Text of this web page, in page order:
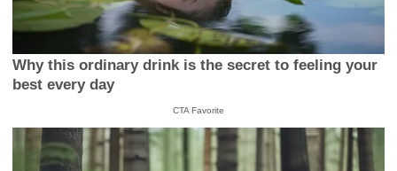
Why this ordinary drink is the secret to feeling your
best every day
CTA Favorite